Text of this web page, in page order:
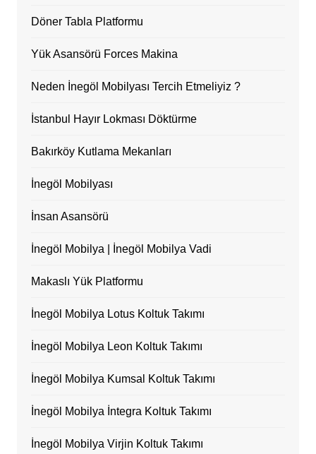
Döner Tabla Platformu
Yük Asansörü Forces Makina
Neden İnegöl Mobilyası Tercih Etmeliyiz ?
İstanbul Hayır Lokması Döktürme
Bakırköy Kutlama Mekanları
İnegöl Mobilyası
İnsan Asansörü
İnegöl Mobilya | İnegöl Mobilya Vadi
Makaslı Yük Platformu
İnegöl Mobilya Lotus Koltuk Takımı
İnegöl Mobilya Leon Koltuk Takımı
İnegöl Mobilya Kumsal Koltuk Takımı
İnegöl Mobilya İntegra Koltuk Takımı
İnegöl Mobilya Virjin Koltuk Takımı